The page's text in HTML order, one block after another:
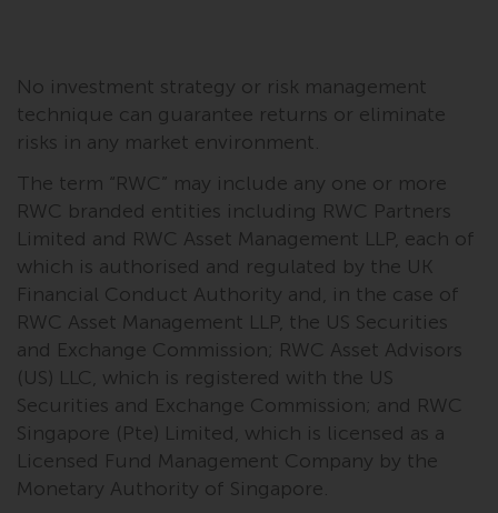
Verfügung gestellt, können ohne
Vorankündigung geändert
werden und es wird keine
Garantie hinsichtlich ihrer
Genauigkeit, Vollständigkeit oder
Eignung für einen bestimmten
Zweck übernommen. Redwheel
hat seine eigenen Ansichten und
Meinungen auf dieser Website
(oder denen seiner verbundenen
Unternehmen) geäußert, und
diese können sich ohne
Vorankündigung ändern.
Redwheel ist nicht verpflichtet,
Informationen zu aktualisieren,
und Leser sollten sich bei einer
No investment strategy or risk management
technique can guarantee returns or eliminate
risks in any market environment.
The term “RWC” may include any one or more
RWC branded entities including RWC Partners
Limited and RWC Asset Management LLP, each of
which is authorised and regulated by the UK
Financial Conduct Authority and, in the case of
RWC Asset Management LLP, the US Securities
and Exchange Commission; RWC Asset Advisors
(US) LLC, which is registered with the US
Securities and Exchange Commission; and RWC
Singapore (Pte) Limited, which is licensed as a
Licensed Fund Management Company by the
Monetary Authority of Singapore.